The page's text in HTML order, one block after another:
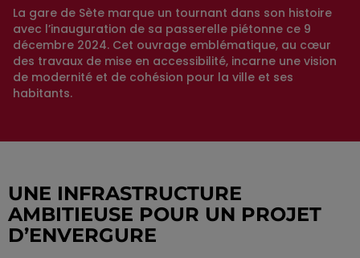
La gare de Sète marque un tournant dans son histoire
avec l’inauguration de sa passerelle piétonne ce 9
décembre 2024. Cet ouvrage emblématique, au cœur
des travaux de mise en accessibilité, incarne une vision
de modernité et de cohésion pour la ville et ses
habitants.
UNE INFRASTRUCTURE
AMBITIEUSE POUR UN PROJET
D’ENVERGURE